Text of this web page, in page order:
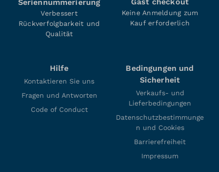
Seriennummerierung
Verbessert
Rückverfolgbarkeit und
Qualität
Keine Anmeldung zum
Kauf erforderlich
Hilfe
Kontaktieren Sie uns
Fragen und Antworten
Code of Conduct
Bedingungen und
Sicherheit
Verkaufs- und
Lieferbedingungen
Datenschutzbestimmunge
n und Cookies
Barrierefreiheit
Impressum